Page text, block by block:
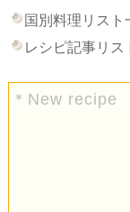
国別料理リスト
レシピ記事リス
＊New recipe